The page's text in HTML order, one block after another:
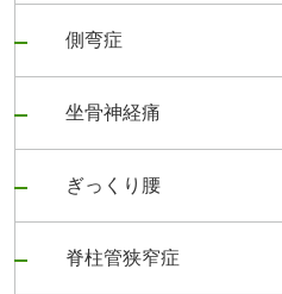
側弯症
坐骨神経痛
ぎっくり腰
脊柱管狭窄症